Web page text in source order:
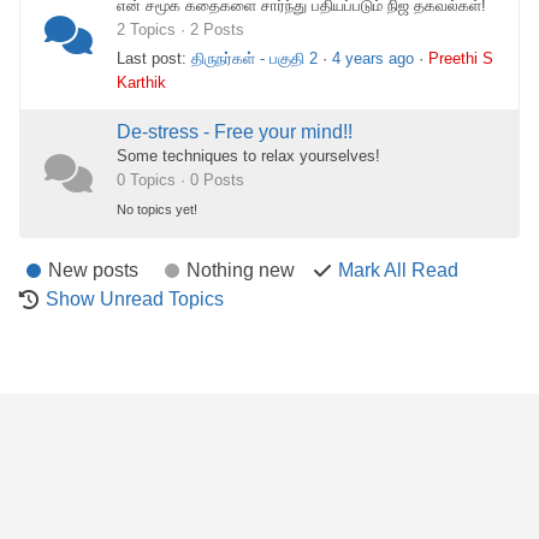
என் சமூக கதைகளை சார்ந்து பதியப்படும் நிஜ தகவல்கள்!
2 Topics · 2 Posts
Last post: திருநர்கள் - பகுதி 2 · 4 years ago · Preethi S
Karthik
De-stress - Free your mind!!
Some techniques to relax yourselves!
0 Topics · 0 Posts
No topics yet!
New posts Nothing new
Mark All Read
Show Unread Topics